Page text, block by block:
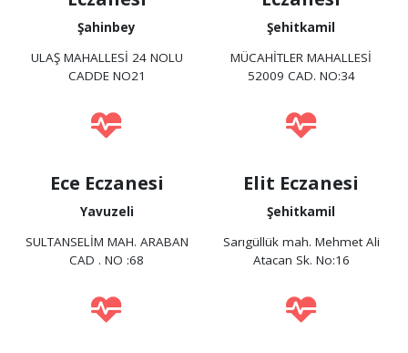
Şahinbey
ULAŞ MAHALLESİ 24 NOLU
CADDE NO21
Şehitkamil
MÜCAHİTLER MAHALLESİ
52009 CAD. NO:34
Ece Eczanesi
Yavuzeli
SULTANSELİM MAH. ARABAN
CAD . NO :68
Elit Eczanesi
Şehitkamil
Sarıgüllük mah. Mehmet Ali
Atacan Sk. No:16